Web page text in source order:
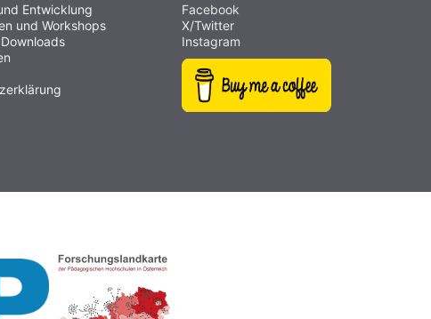
Entwicklung
und Workshops
Facebook
X/Twitter
Instagram